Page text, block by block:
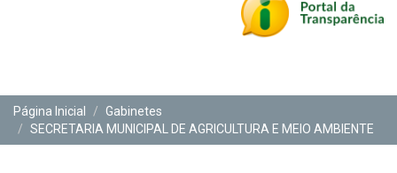
Página Inicial
Gabinetes
SECRETARIA MUNICIPAL DE AGRICULTURA E MEIO AMBIENTE